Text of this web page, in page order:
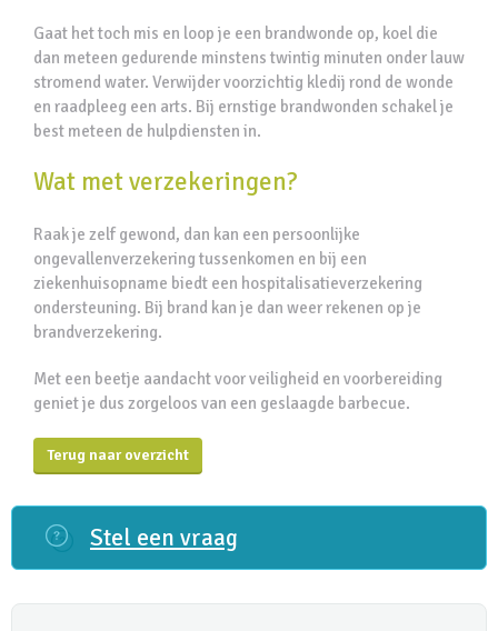
Gaat het toch mis en loop je een brandwonde op, koel die
dan meteen gedurende minstens twintig minuten onder lauw
stromend water. Verwijder voorzichtig kledij rond de wonde
en raadpleeg een arts. Bij ernstige brandwonden schakel je
best meteen de hulpdiensten in.
Wat met verzekeringen?
Raak je zelf gewond, dan kan een persoonlijke
ongevallenverzekering tussenkomen en bij een
ziekenhuisopname biedt een hospitalisatieverzekering
ondersteuning. Bij brand kan je dan weer rekenen op je
brandverzekering.
Met een beetje aandacht voor veiligheid en voorbereiding
geniet je dus zorgeloos van een geslaagde barbecue.
Terug naar overzicht
Stel een vraag